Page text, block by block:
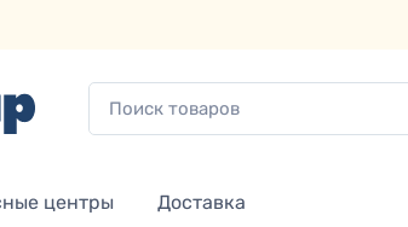
центры Доставка